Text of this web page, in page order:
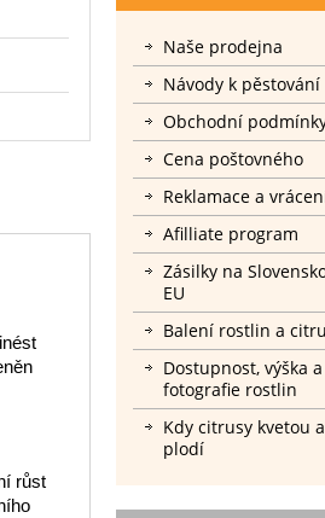
růst
Naše prodejna
Návody k pěstování
Obchodní
Cena poštovného
Reklamace a
Afilliate program
Zásilky na
EU
Balení rostlin a
Dostupnost, výška a
fotografie rostlin
Kdy citrusy kvetou a
plodí